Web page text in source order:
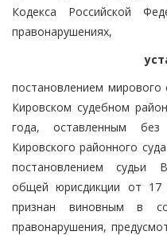
Кодекса Российской
правонарушениях,
постановлением мирового
Кировском судебном
года, оставленным
Кировского районного
постановлением судьи
общей юрисдикции от
признан виновным в
правонарушения,